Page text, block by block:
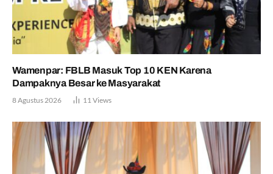
Wamenpar: FBLB Masuk Top 10 KEN Karena
Dampaknya Besar ke Masyarakat
8 Agustus 2026 11Views